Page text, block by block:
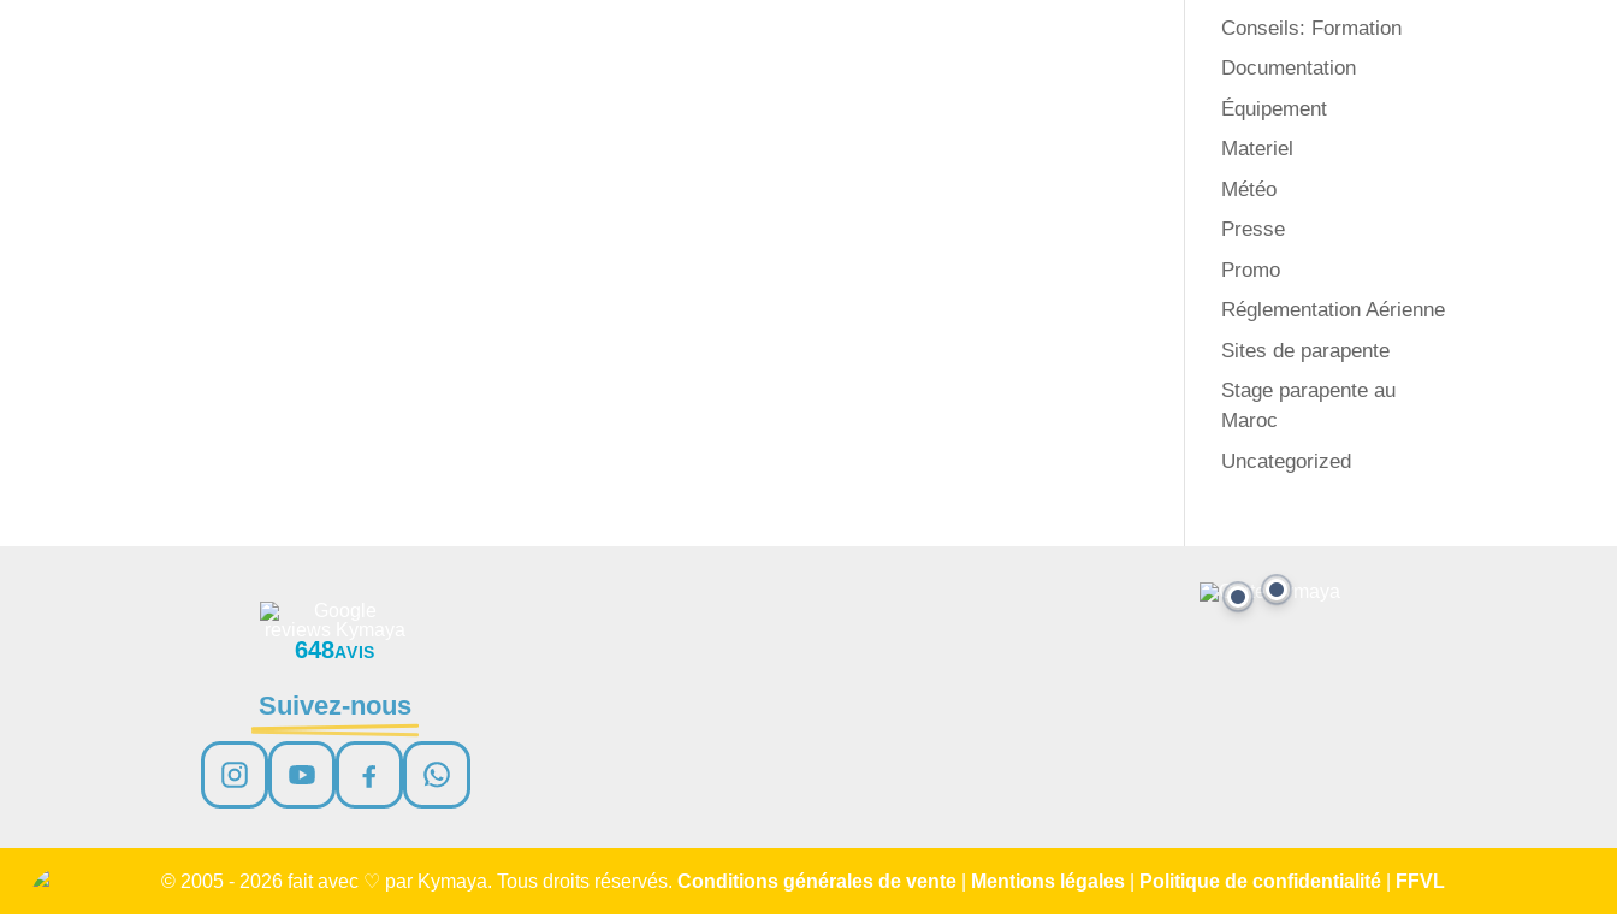
Conseils: Formation
Documentation
Équipement
Materiel
Météo
Presse
Promo
Réglementation Aérienne
Sites de parapente
Stage parapente au
Maroc
Uncategorized
648AVIS
Suivez-nous
© 2005 - 2026 fait avec ♡ par Kymaya. Tous droits réservés.Conditions générales de vente Mentions légales Politique de confidentialité FFVL